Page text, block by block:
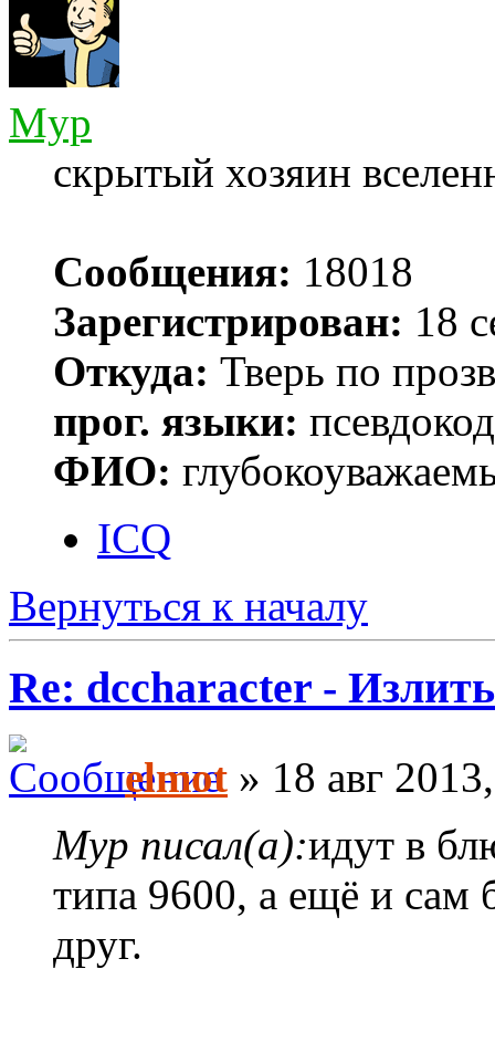
Myp
скрытый хозяин
Сообщения: 18018
Зарегистрирован: 18
Откуда: Тверь по
прог. языки:
ФИО:
ICQ
Вернуться к началу
Re: dccharacter -
elmot » 18 авг
Myp писал(а):идут в
типа 9600, а ещё и
друг.